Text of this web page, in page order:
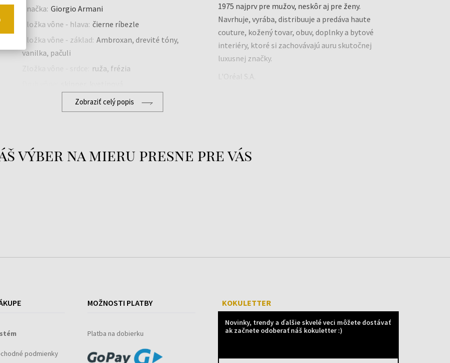
Značka: Giorgio Armani
Zložka vône - hlava: čierne ríbezle
Zložka vône - základ: Ambroxan, drevité tóny,
vanilka, pačuli
ruža, frézia
1975 najprv pre mužov, neskôr aj pre ženy.
Navrhuje, vyrába, distribuuje a predáva haute
couture, kožený tovar, obuv, doplnky a bytové
interiéry, ktoré si zachovávajú auru skutočnej
luxusnej značky.
L'Oréal S.A.
Zobraziť celý popis
výber na mieru presne pre vás
podmienky
MOŽNOSTI PLATBY
Platba na dobierku
KOKULETTER
Novinky, trendy a ďalšie skvelé veci môžete dostávať
ak začnete odoberať náš kokuletter :)